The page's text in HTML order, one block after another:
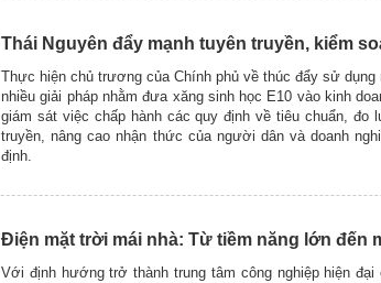
Thái Nguyên đẩy mạnh tuyên truyền, kiểm
Thực hiện chủ trương của Chính phủ về thúc đẩy sử
nhiều giải pháp nhằm đưa xăng sinh học E10 vào kinh
giám sát việc chấp hành các quy định về tiêu chuẩn,
truyền, nâng cao nhận thức của người dân và doanh
định.
Điện mặt trời mái nhà: Từ tiềm năng lớn đến
Với định hướng trở thành trung tâm công nghiệp hiện